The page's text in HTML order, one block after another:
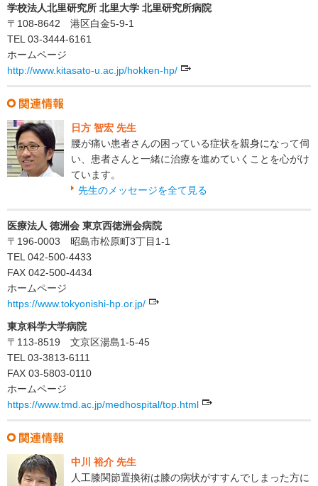
学校法人北里研究所 北里大学 北里研究所病院
〒108-8642 港区白金5-9-1
TEL 03-3444-6161
ホームページ
http://www.kitasato-u.ac.jp/hokken-hp/
日方 智宏 先生
腰が痛い患者さんの困っている症状を親身になって伺
い、患者さんと一緒に治療を進めていくことを心がけ
ています。
先生のメッセージを全て見る
医療法人 徳洲会 東京西徳洲会病院
〒196-0003 昭島市松原町3丁目1-1
TEL 042-500-4433
FAX 042-500-4434
ホームページ
https://www.tokyonishi-hp.or.jp/
東京科学大学病院
〒113-8519 文京区湯島1-5-45
TEL 03-3813-6111
FAX 03-5803-0110
ホームページ
https://www.tmd.ac.jp/medhospital/top.html
中川 裕介 先生
人工膝関節置換術は膝の病状がすすんでしまった方に